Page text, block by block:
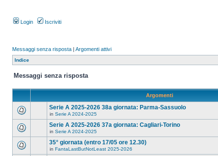
Login Iscriviti
Messaggi senza risposta | Argomenti attivi
Indice
Messaggi senza risposta
Argomenti
Serie A 2025-2026 38a giornata: Parma-Sassuolo
in Serie A 2024-2025
Serie A 2025-2026 37a giornata: Cagliari-Torino
in Serie A 2024-2025
35° giornata (entro 17/05 ore 12.30)
in FantaLastButNotLeast 2025-2026